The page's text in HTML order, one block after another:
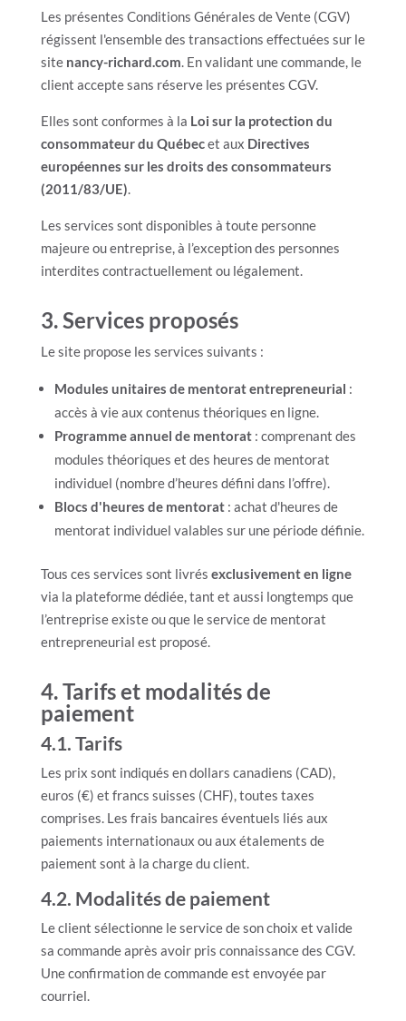
Les présentes Conditions Générales de Vente (CGV)
régissent l'ensemble des transactions effectuées sur le
site nancy-richard.com. En validant une commande, le
client accepte sans réserve les présentes CGV.
Elles sont conformes à la Loi sur la protection du
consommateur du Québecet aux Directives
européennes sur les droits des consommateurs
(2011/83/UE).
Les services sont disponibles à toute personne
majeure ou entreprise, à l’exception des personnes
interdites contractuellement ou légalement.
3.Services proposés
Le site propose les services suivants :
Modules unitaires de mentorat entrepreneurial :
accès à vie aux contenus théoriques en ligne.
Programme annuel de mentorat: comprenant des
modules théoriques et des heures de mentorat
individuel (nombre d’heures défini dans l’offre).
Blocs d'heures de mentorat: achat d'heures de
mentorat individuel valables sur une période définie.
Tous ces services sont livrés exclusivement en ligne
via la plateforme dédiée, tant et aussi longtemps que
l’entreprise existe ou que le service de mentorat
entrepreneurial est proposé.
4.Tarifs et modalités de
paiement
4.1. Tarifs
Les prix sont indiqués en dollars canadiens (CAD),
euros (€) et francs suisses (CHF), toutes taxes
comprises. Les frais bancaires éventuels liés aux
paiements internationaux ou aux étalements de
paiement sont à la charge du client.
4.2. Modalités de paiement
Le client sélectionne le service de son choix et valide
sa commande après avoir pris connaissance des CGV.
Une confirmation de commande est envoyée par
courriel.